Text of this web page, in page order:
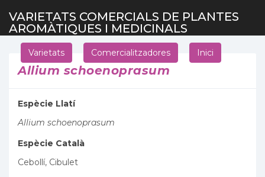
VARIETATS COMERCIALS DE PLANTES
AROMÀTIQUES I MEDICINALS
Varietats Comercialitzadores Inici
Allium schoenoprasum
Espècie Llatí
Allium schoenoprasum
Espècie Català
Cebollí, Cibulet